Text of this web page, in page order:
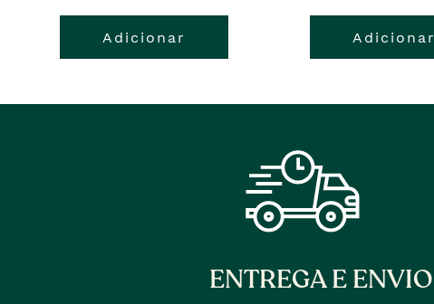
Adicionar Adicionar
ENTREGA E ENVIO